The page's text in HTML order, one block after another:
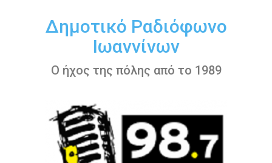
περιεχόμενοΔημοτικό Ραδιόφωνο
Ιωαννίνων
Ο ήχος της πόλης από το 1989